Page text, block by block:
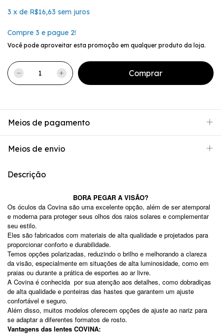
3 x de R$16,63 sem juros
Compre 3 e pague 2!
Você pode aproveitar esta promoção em qualquer produto da loja.
Meios de pagamento
Meios de envio
Descrição
BORA PEGAR A VISÃO?
Os óculos da Covina são uma excelente opção, além de ser atemporal
e moderna para proteger seus olhos dos raios solares e complementar
seu estilo.
Eles são fabricados com materiais de alta qualidade e projetados para
proporcionar conforto e durabilidade.
Temos opções polarizadas, reduzindo o brilho e melhorando a clareza
da visão, especialmente em situações de alta luminosidade, como em
praias ou durante a prática de esportes ao ar livre.
A Covina é conhecida por sua atenção aos detalhes, como dobradiças
de alta qualidade e ponteiras das hastes que garantem um ajuste
confortável e seguro.
Além disso, muitos modelos oferecem opções de ajuste ao nariz para
se adaptar a diferentes formatos de rosto.
Vantagens das lentes COVINA: